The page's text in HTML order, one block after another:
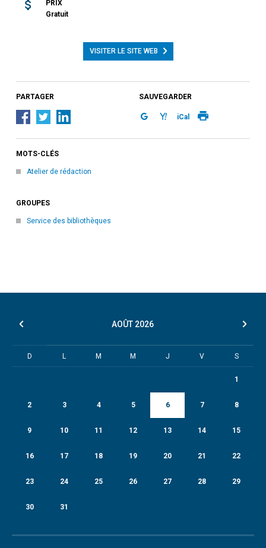
PRIX
Gratuit
VISITER LE SITE WEB
PARTAGER SAUVEGARDER
iCal
MOTS-CLÉS
Atelier de rédaction
GROUPES
Service des bibliothèques
AOÛT 2026
D L M M J V S
1
2 3 4 5 6 7 8
9 10 11 12 13 14 15
16 17 18 19 20 21 22
23 24 25 26 27 28 29
30 31